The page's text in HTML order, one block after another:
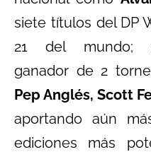
siete títulos del DP
21 del mundo;
ganador de 2
Pep Anglés, Scott
aportando aún
ediciones más